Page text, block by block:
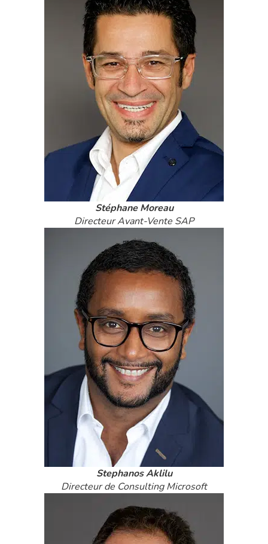
Stéphane Moreau
Directeur Avant-Vente SAP
Stephanos Aklilu
Directeur de Consulting Microsoft